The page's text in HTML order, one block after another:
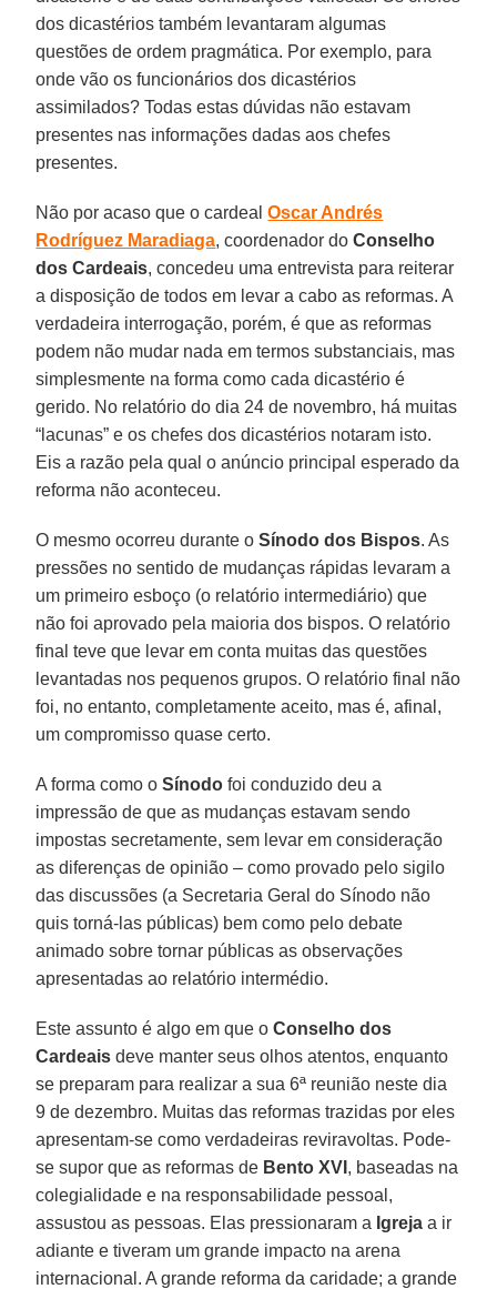
dos dicastérios também levantaram algumas
questões de ordem pragmática. Por exemplo, para
onde vão os funcionários dos dicastérios
assimilados? Todas estas dúvidas não estavam
presentes nas informações dadas aos chefes
presentes.
Não por acaso que o cardealOscar Andrés
Rodríguez Maradiaga, coordenador doConselho
dos Cardeais, concedeu uma entrevista para reiterar
a disposição de todos em levar a cabo as reformas. A
verdadeira interrogação, porém, é que as reformas
podem não mudar nada em termos substanciais, mas
simplesmente na forma como cada dicastério é
gerido. No relatório do dia 24 de novembro, há muitas
“lacunas” e os chefes dos dicastérios notaram isto.
Eis a razão pela qual o anúncio principal esperado da
reforma não aconteceu.
O mesmo ocorreu durante oSínodo dos Bispos. As
pressões no sentido de mudanças rápidas levaram a
um primeiro esboço (o relatório intermediário) que
não foi aprovado pela maioria dos bispos. O relatório
final teve que levar em conta muitas das questões
levantadas nos pequenos grupos. O relatório final não
foi, no entanto, completamente aceito, mas é, afinal,
um compromisso quase certo.
A forma como oSínodo foi conduzido deu a
impressão de que as mudanças estavam sendo
impostas secretamente, sem levar em consideração
as diferenças de opinião – como provado pelo sigilo
das discussões (a Secretaria Geral do Sínodo não
quis torná-las públicas) bem como pelo debate
animado sobre tornar públicas as observações
apresentadas ao relatório intermédio.
Este assunto é algo em que o Conselho dos
Cardeais deve manter seus olhos atentos, enquanto
se preparam para realizar a sua 6ª reunião neste dia
9 de dezembro. Muitas das reformas trazidas por eles
apresentam-se como verdadeiras reviravoltas. Pode-
se supor que as reformas de Bento XVI , baseadas na
colegialidade e na responsabilidade pessoal,
assustou as pessoas. Elas pressionaram a Igreja a ir
adiante e tiveram um grande impacto na arena
internacional. A grande reforma da caridade; a grande